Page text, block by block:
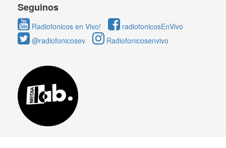
Seguinos
Radiofonicos en Vivo!
radiofonicosEnVivo
@radiofonicosev
Radiofonicosenvivo